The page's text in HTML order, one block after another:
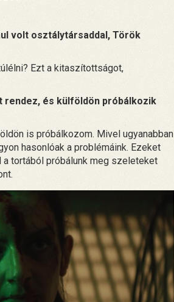
volt osztálytársaddal, Török
Ezt a kitaszítottságot,
rendez, és külföldön próbálkozik
is próbálkozom. Mivel ugyanabban
hasonlóak a problémáink. Ezeket
tortából próbálunk meg szeleteket